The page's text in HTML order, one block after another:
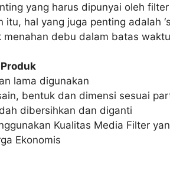
yang harus dipunyai oleh
itu, hal yang juga penting adalah
menahan debu dalam batas
lama digunakan
bentuk dan dimensi sesuai
dibersihkan dan diganti
Kualitas Media Filter
Ekonomis